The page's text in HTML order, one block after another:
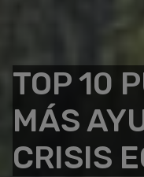
TOP 10
MÁS
CRISIS